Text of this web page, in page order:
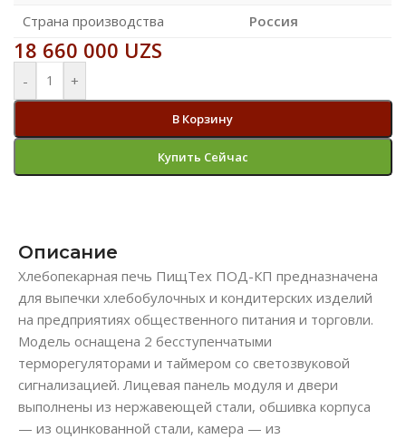
Страна производства
Россия
18 660 000 UZS
- +
В Корзину
Купить Сейчас
Описание
Хлебопекарная печь ПищТех ПОД-КП предназначена
для выпечки хлебобулочных и кондитерских изделий
на предприятиях общественного питания и торговли.
Модель оснащена 2 бесступенчатыми
терморегуляторами и таймером со светозвуковой
сигнализацией. Лицевая панель модуля и двери
выполнены из нержавеющей стали, обшивка корпуса
— из оцинкованной стали, камера — из